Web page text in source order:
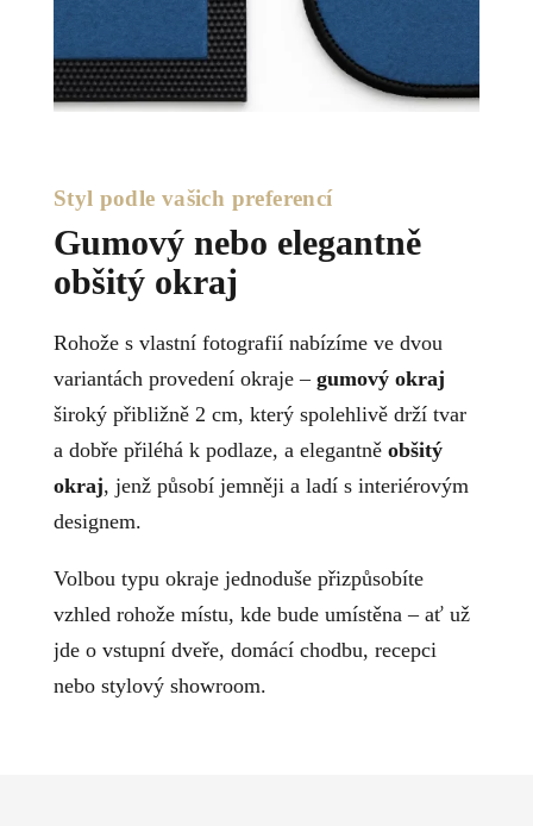
Styl podle vašich preferencí
Gumový nebo elegantně
obšitý okraj
Rohože s vlastní fotografií nabízíme ve dvou
variantách provedení okraje – gumový okraj
široký přibližně 2 cm, který spolehlivě drží tvar
a dobře přiléhá k podlaze, a elegantně obšitý
okraj, jenž působí jemněji a ladí s interiérovým
designem.
Volbou typu okraje jednoduše přizpůsobíte
vzhled rohože místu, kde bude umístěna – ať už
jde o vstupní dveře, domácí chodbu, recepci
nebo stylový showroom.